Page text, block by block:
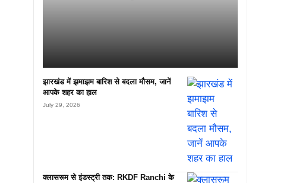
झारखंड में झमाझम बारिश से बदला मौसम, जानें
आपके शहर का हाल
July 29, 2026
क्लासरूम से इंडस्ट्री तक: RKDF Ranchi के